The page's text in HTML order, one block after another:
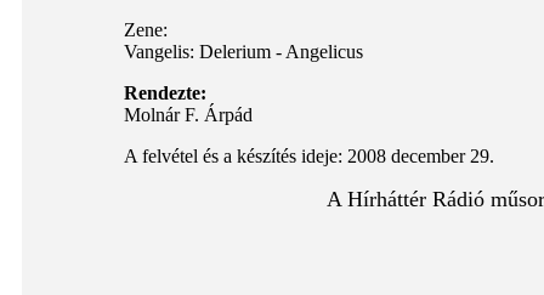
Zene:
Vangelis: Delerium - Angelicus
Rendezte:
Molnár F. Árpád
A felvétel és a készítés ideje: 2008 december 29.
A Hírháttér Rádió